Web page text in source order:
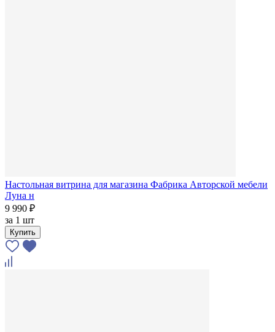
Настольная витрина для магазина Фабрика Авторской мебели
Луна н
9 990 ₽
за 1 шт
Купить